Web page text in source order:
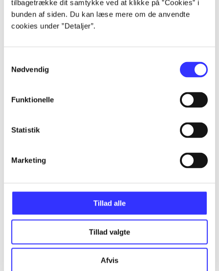
tilbagetrække dit samtykke ved at klikke på ”Cookies” i
bunden af siden. Du kan læse mere om de anvendte
cookies under ”Detaljer”.
Nødvendig
Funktionelle
Statistik
Marketing
Tillad alle
Tillad valgte
Afvis